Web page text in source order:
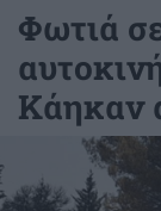
Φωτιά
Κάηκαν